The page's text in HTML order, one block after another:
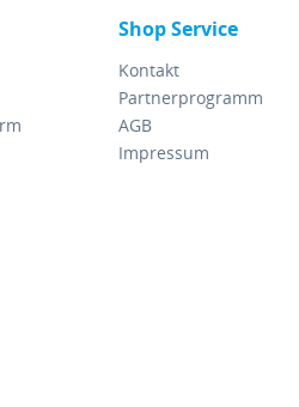
Shop Service
Kontakt
Partnerprogramm
AGB
Impressum